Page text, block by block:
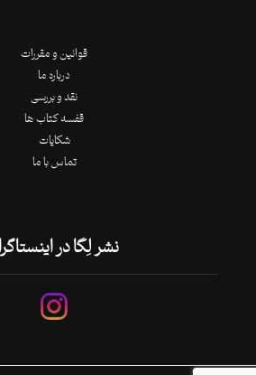
قوانین و مقررات
درباره ما
نقد و بررسی
قفسه کتاب ها
شکایات
تماس با ما
نشر لِگا در